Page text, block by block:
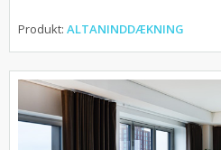
Produkt: ALTANINDDÆKNING